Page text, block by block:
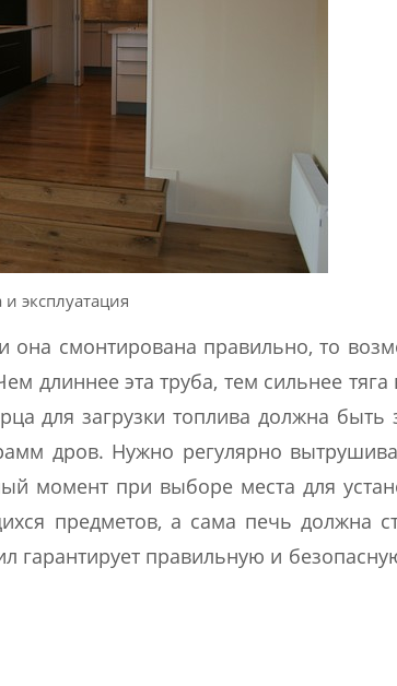
и эксплуатация
она смонтирована правильно, то
длиннее эта труба, тем сильнее тяга
для загрузки топлива должна быть
дров. Нужно регулярно
момент при выборе места для
предметов, а сама печь должна
правильную и